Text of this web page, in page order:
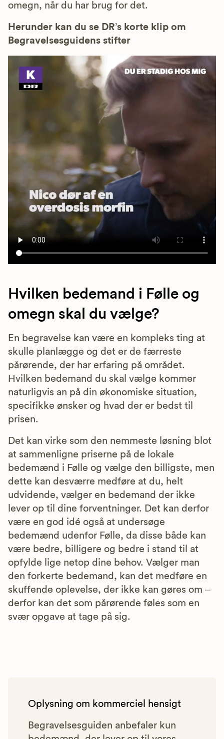
omegn, når du har brug for det.
Herunder kan du se DR’s korte klip om
Begravelsesguidens stifter
Hvilken bedemand i Følle og
omegn skal du vælge?
En begravelse kan være en kompleks ting at
skulle planlægge og det er de færreste
pårørende, der har erfaring på området.
Hvilken bedemand du skal vælge kommer
naturligvis an på din økonomiske situation,
specifikke ønsker og hvad der er bedst til
prisen.
Det kan virke som den nemmeste løsning blot
at sammenligne priserne på de lokale
bedemænd i Følle og vælge den billigste, men
dette kan desværre medføre at du, helt
udvidende, vælger en bedemand der ikke
lever op til dine forventninger. Det kan derfor
være en god idé også at undersøge
bedemænd udenfor Følle, da disse både kan
være bedre, billigere og bedre i stand til at
opfylde lige netop dine behov. Vælger man
den forkerte bedemand, kan det medføre en
skuffende oplevelse, der ikke kan gøres om –
derfor kan det som pårørende føles som en
svær opgave at tage på sig.
Oplysning om kommerciel hensigt
Begravelsesguiden anbefaler kun